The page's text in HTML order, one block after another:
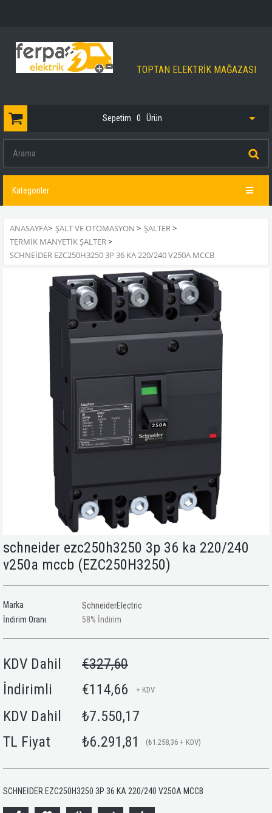
TOPTAN ELEKTRİK MAĞAZASI
Sepetim 0 Ürün
Kategoriler
ANASAYFA> ŞALT VE OTOMASYON > ŞALTER>
TERMIK MANYETIK ŞALTER>
SCHNEIDER EZC250H3250 3P 36 KA 220/240 V250A MCCB
schneider ezc250h3250 3p 36 ka 220/240
v250a mccb (EZC250H3250)
Marka
SchneiderElectric
İndirim Oranı
%
58 İndirim
KDV Dahil
€327,60
İndirimli
€114,66 + KDV
KDV Dahil
₺7.550,17
TL Fiyat
₺6.291,81 (₺1.258,36 + KDV)
SCHNEİDER EZC250H3250 3P 36 KA 220/240 V250A MCCB